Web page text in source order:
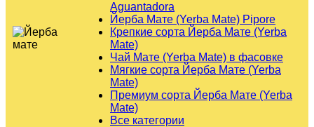
Aguantadora
Йерба Мате (Yerba Mate) Pipore
Крепкие сорта Йерба Мате (Yerba
Mate)
Чай Мате (Yerba Mate) в фасовке
Мягкие сорта Йерба Мате (Yerba
Mate)
Премиум сорта Йерба Мате (Yerba
Mate)
Все категории